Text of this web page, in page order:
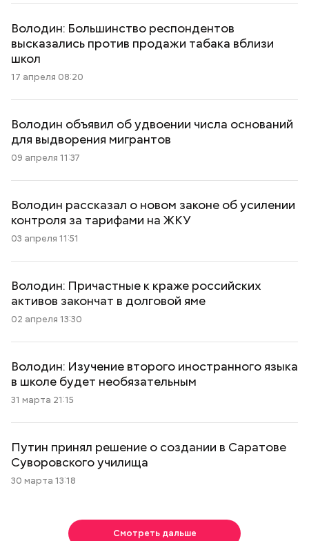
Володин: Большинство респондентов
высказались против продажи табака вблизи
школ
17 апреля 08:20
Володин объявил об удвоении числа оснований
для выдворения мигрантов
09 апреля 11:37
Володин рассказал о новом законе об усилении
контроля за тарифами на ЖКУ
03 апреля 11:51
Володин: Причастные к краже российских
активов закончат в долговой яме
02 апреля 13:30
Володин: Изучение второго иностранного языка
в школе будет необязательным
31 марта 21:15
Путин принял решение о создании в Саратове
Суворовского училища
30 марта 13:18
Смотреть дальше